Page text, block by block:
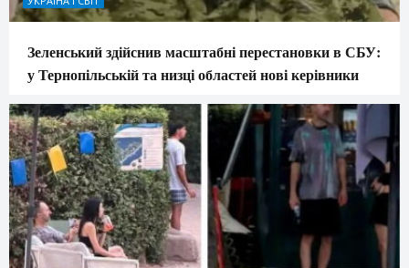
Зеленський здійснив масштабні перестановки в СБУ:
у Тернопільській та низці областей нові керівники